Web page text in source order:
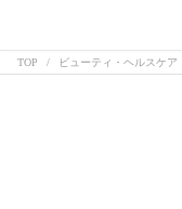
TOP ビューティ・ヘルスケア